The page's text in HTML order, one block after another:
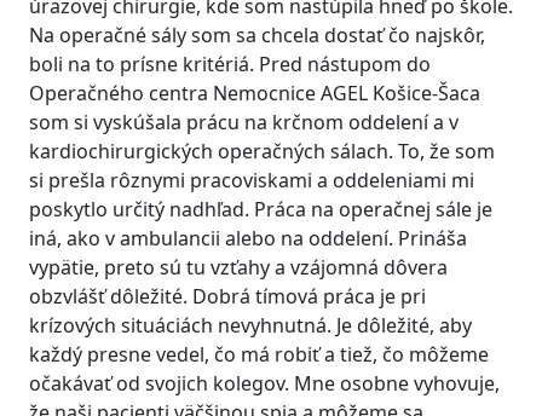
úrazovej chirurgie, kde som nastúpila hneď po škole.
Na operačné sály som sa chcela dostať čo najskôr,
boli na to prísne kritériá. Pred nástupom do
Operačného centra Nemocnice AGEL Košice-Šaca
som si vyskúšala prácu na krčnom oddelení a v
kardiochirurgických operačných sálach. To, že som
si prešla rôznymi pracoviskami a oddeleniami mi
poskytlo určitý nadhľad. Práca na operačnej sále je
iná, ako v ambulancii alebo na oddelení. Prináša
vypätie, preto sú tu vzťahy a vzájomná dôvera
obzvlášť dôležité. Dobrá tímová práca je pri
krízových situáciách nevyhnutná. Je dôležité, aby
každý presne vedel, čo má robiť a tiež, čo môžeme
očakávať od svojich kolegov. Mne osobne vyhovuje,